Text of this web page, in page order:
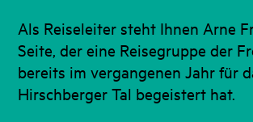
Als Reiseleiter steht Ihnen Arne
Seite, der eine Reisegruppe der
bereits im vergangenen Jahr für
Hirschberger Tal begeistert hat.